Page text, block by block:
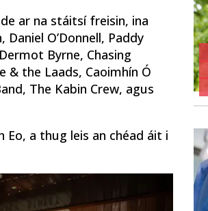
ar na stáitsí freisin, ina
O’Donnell, Paddy
Byrne, Chasing
& the Laads, Caoimhín Ó
The Kabin Crew, agus
Eo, a thug leis an chéad áit i